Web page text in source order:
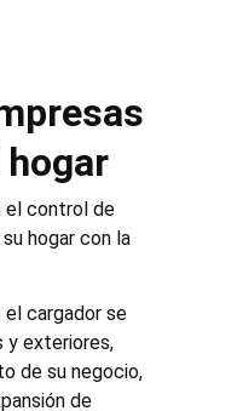
el control de
hogar con la
cargador se
y exteriores,
de su negocio,
de